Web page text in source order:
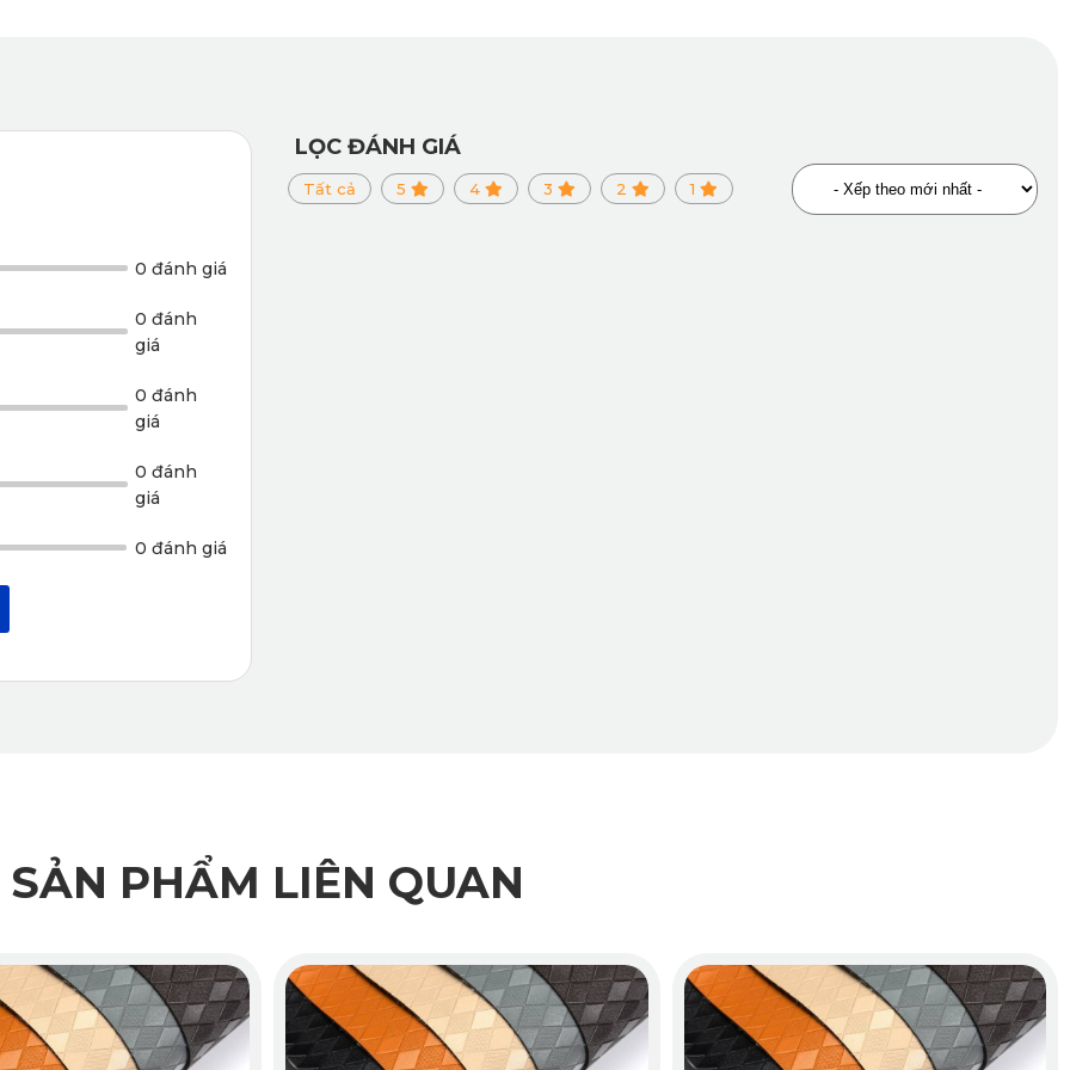
Bao phủ toàn bộ sàn và vách chân
sử dụng
CX-5 2024 PRO
0 đánh giá
0 đánh
giá
0 đánh
giá
0 đánh
giá
0 đánh giá
LỌC ĐÁNH GIÁ
Tất cả 5 4 3 2 1
SẢN PHẨM LIÊN QUAN